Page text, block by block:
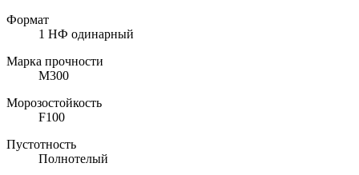
Формат
1 НФ одинарный
Марка прочности
M300
Морозостойкость
F100
Пустотность
Полнотелый